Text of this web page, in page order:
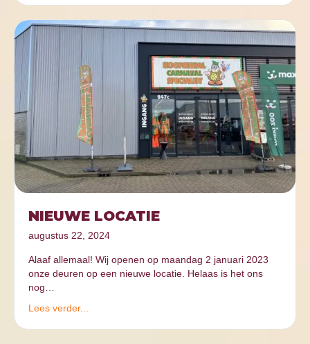
NIEUWE LOCATIE
augustus 22, 2024
Alaaf allemaal! Wij openen op maandag 2 januari 2023
onze deuren op een nieuwe locatie. Helaas is het ons
nog…
Lees verder...